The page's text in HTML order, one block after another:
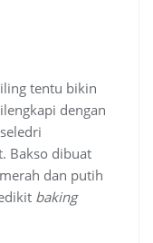
tentu bikin
dengan
Bakso dibuat
dan putih
baking